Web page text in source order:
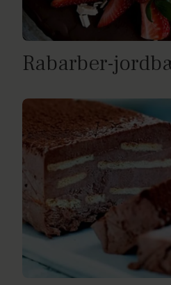
Rabarber-